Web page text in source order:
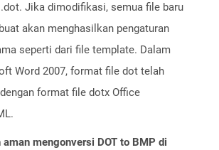
Jika dimodifikasi, semua file baru
akan menghasilkan pengaturan
seperti dari file template. Dalam
Word 2007, format file dot telah
format file dotx Office
aman mengonversi DOT to BMP di